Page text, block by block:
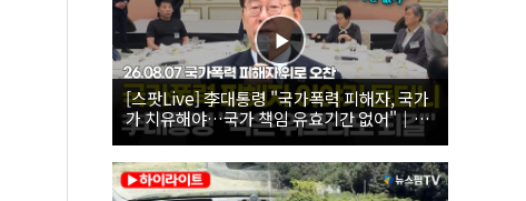
[스팟Live] 李대통령 "국가폭력 피해자, 국가
가 치유해야…국가 책임 유효기간 없어"｜
26.08.07 국가폭력 피해자 위로 오찬